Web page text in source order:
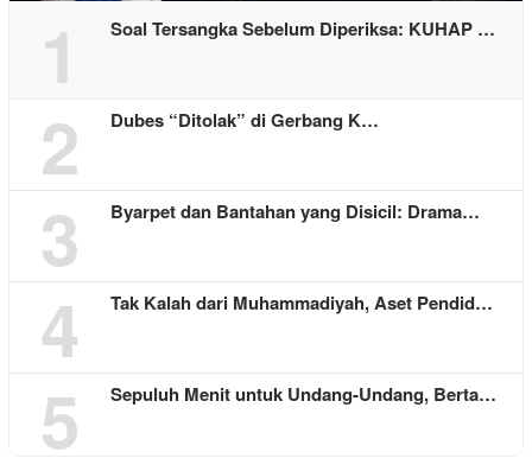
1 Soal Tersangka Sebelum Diperiksa: KUHAP …
2 Dubes “Ditolak” di Gerbang K…
3 Byarpet dan Bantahan yang Disicil: Drama…
4 Tak Kalah dari Muhammadiyah, Aset Pendid…
5 Sepuluh Menit untuk Undang-Undang, Berta…